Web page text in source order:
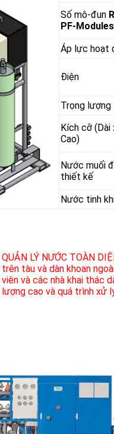
Số mô-đun
PF-Modules
Áp lực hoạt
Điện
Trọng lượng
Kích cỡ (Dài
Cao)
Nước
thiết kế
Nước tinh
QUẢN LÝ NƯỚC TOÀN
trên tàu và dàn khoan
viên và các nhà khai thác
lượng cao và quá trình xử